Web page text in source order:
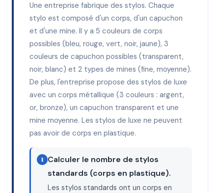
Une entreprise fabrique des stylos. Chaque
stylo est composé d'un corps, d'un capuchon
et d'une mine. Il y a 5 couleurs de corps
possibles (bleu, rouge, vert, noir, jaune), 3
couleurs de capuchon possibles (transparent,
noir, blanc) et 2 types de mines (fine, moyenne).
De plus, l'entreprise propose des stylos de luxe
avec un corps métallique (3 couleurs : argent,
or, bronze), un capuchon transparent et une
mine moyenne. Les stylos de luxe ne peuvent
pas avoir de corps en plastique.
1
Calculer le nombre de stylos
standards (corps en plastique).
Les stylos standards ont un corps en